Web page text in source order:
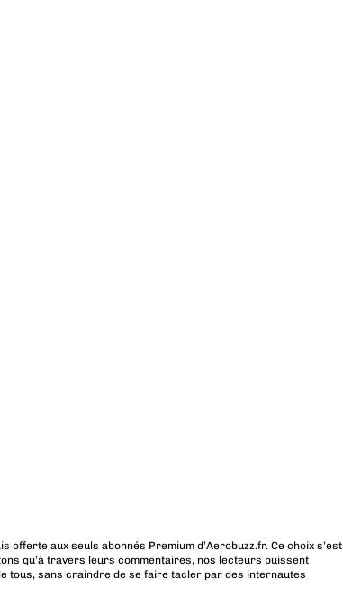
aux seuls abonnés Premium d’Aerobuzz.fr. Ce choix s’est
qu’à travers leurs commentaires, nos lecteurs puissent
tous, sans craindre de se faire tacler par des internautes